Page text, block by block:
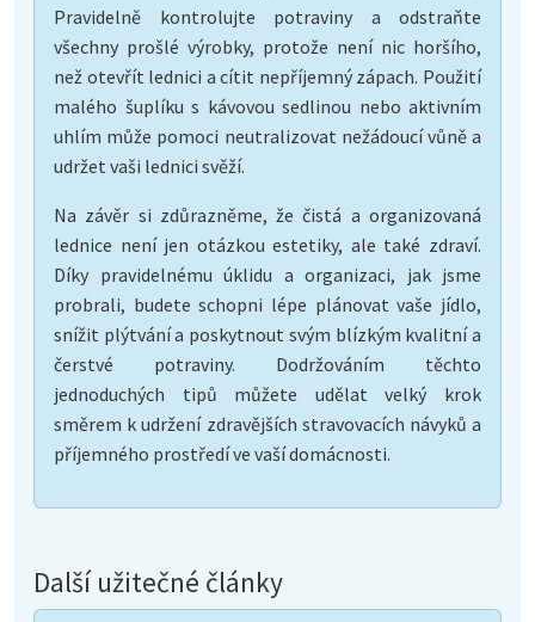
Pravidelně kontrolujte potraviny a odstraňte
všechny prošlé výrobky, protože není nic horšího,
než otevřít lednici a cítit nepříjemný zápach. Použití
malého šuplíku s kávovou sedlinou nebo aktivním
uhlím může pomoci neutralizovat nežádoucí vůně a
udržet vaši lednici svěží.
Na závěr si zdůrazněme, že čistá a organizovaná
lednice není jen otázkou estetiky, ale také zdraví.
Díky pravidelnému úklidu a organizaci, jak jsme
probrali, budete schopni lépe plánovat vaše jídlo,
snížit plýtvání a poskytnout svým blízkým kvalitní a
čerstvé potraviny. Dodržováním těchto
jednoduchých tipů můžete udělat velký krok
směrem k udržení zdravějších stravovacích návyků a
příjemného prostředí ve vaší domácnosti.
Další užitečné články